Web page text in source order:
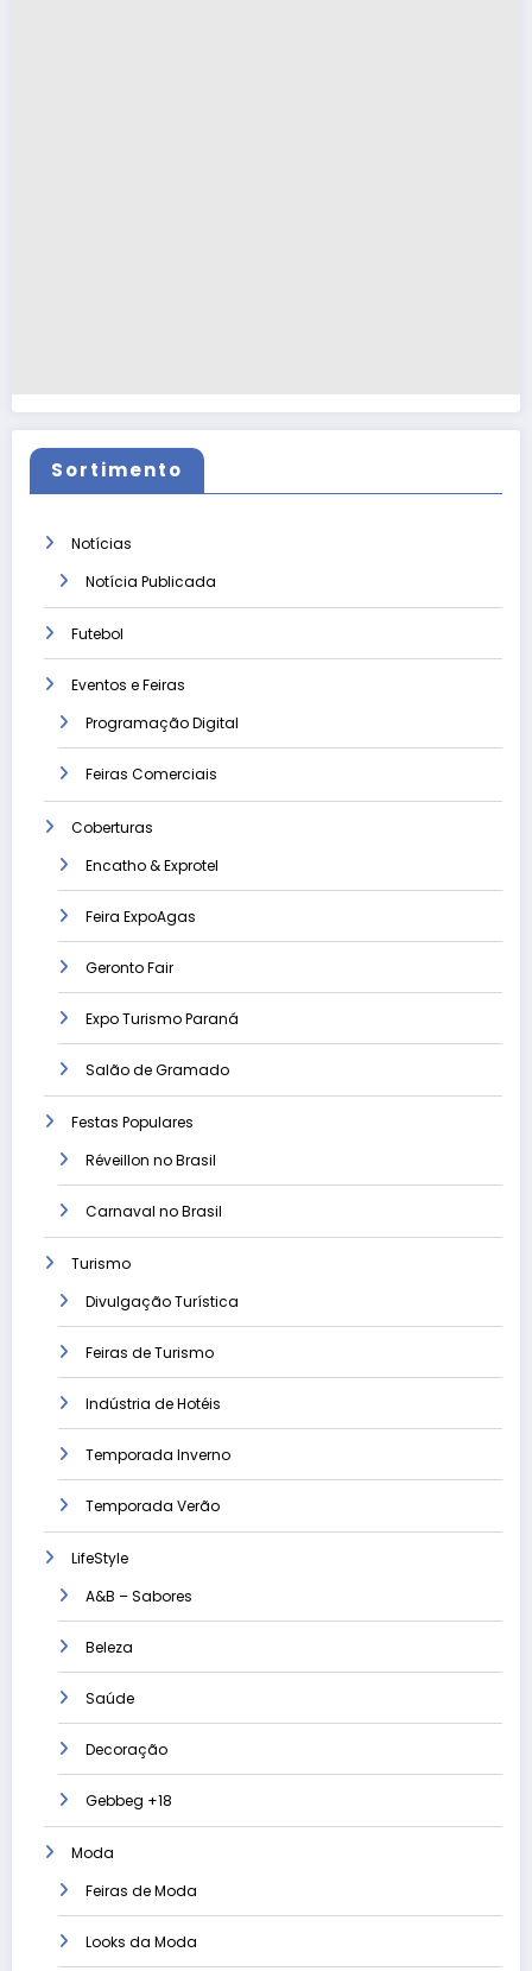
Sortimento
Notícias
Notícia Publicada
Futebol
Eventos e Feiras
Programação Digital
Feiras Comerciais
Coberturas
Encatho & Exprotel
Feira ExpoAgas
Geronto Fair
Expo Turismo Paraná
Salão de Gramado
Festas Populares
Réveillon no Brasil
Carnaval no Brasil
Turismo
Divulgação Turística
Feiras de Turismo
Indústria de Hotéis
Temporada Inverno
Temporada Verão
LifeStyle
A&B – Sabores
Beleza
Saúde
Decoração
Gebbeg +18
Moda
Feiras de Moda
Looks da Moda